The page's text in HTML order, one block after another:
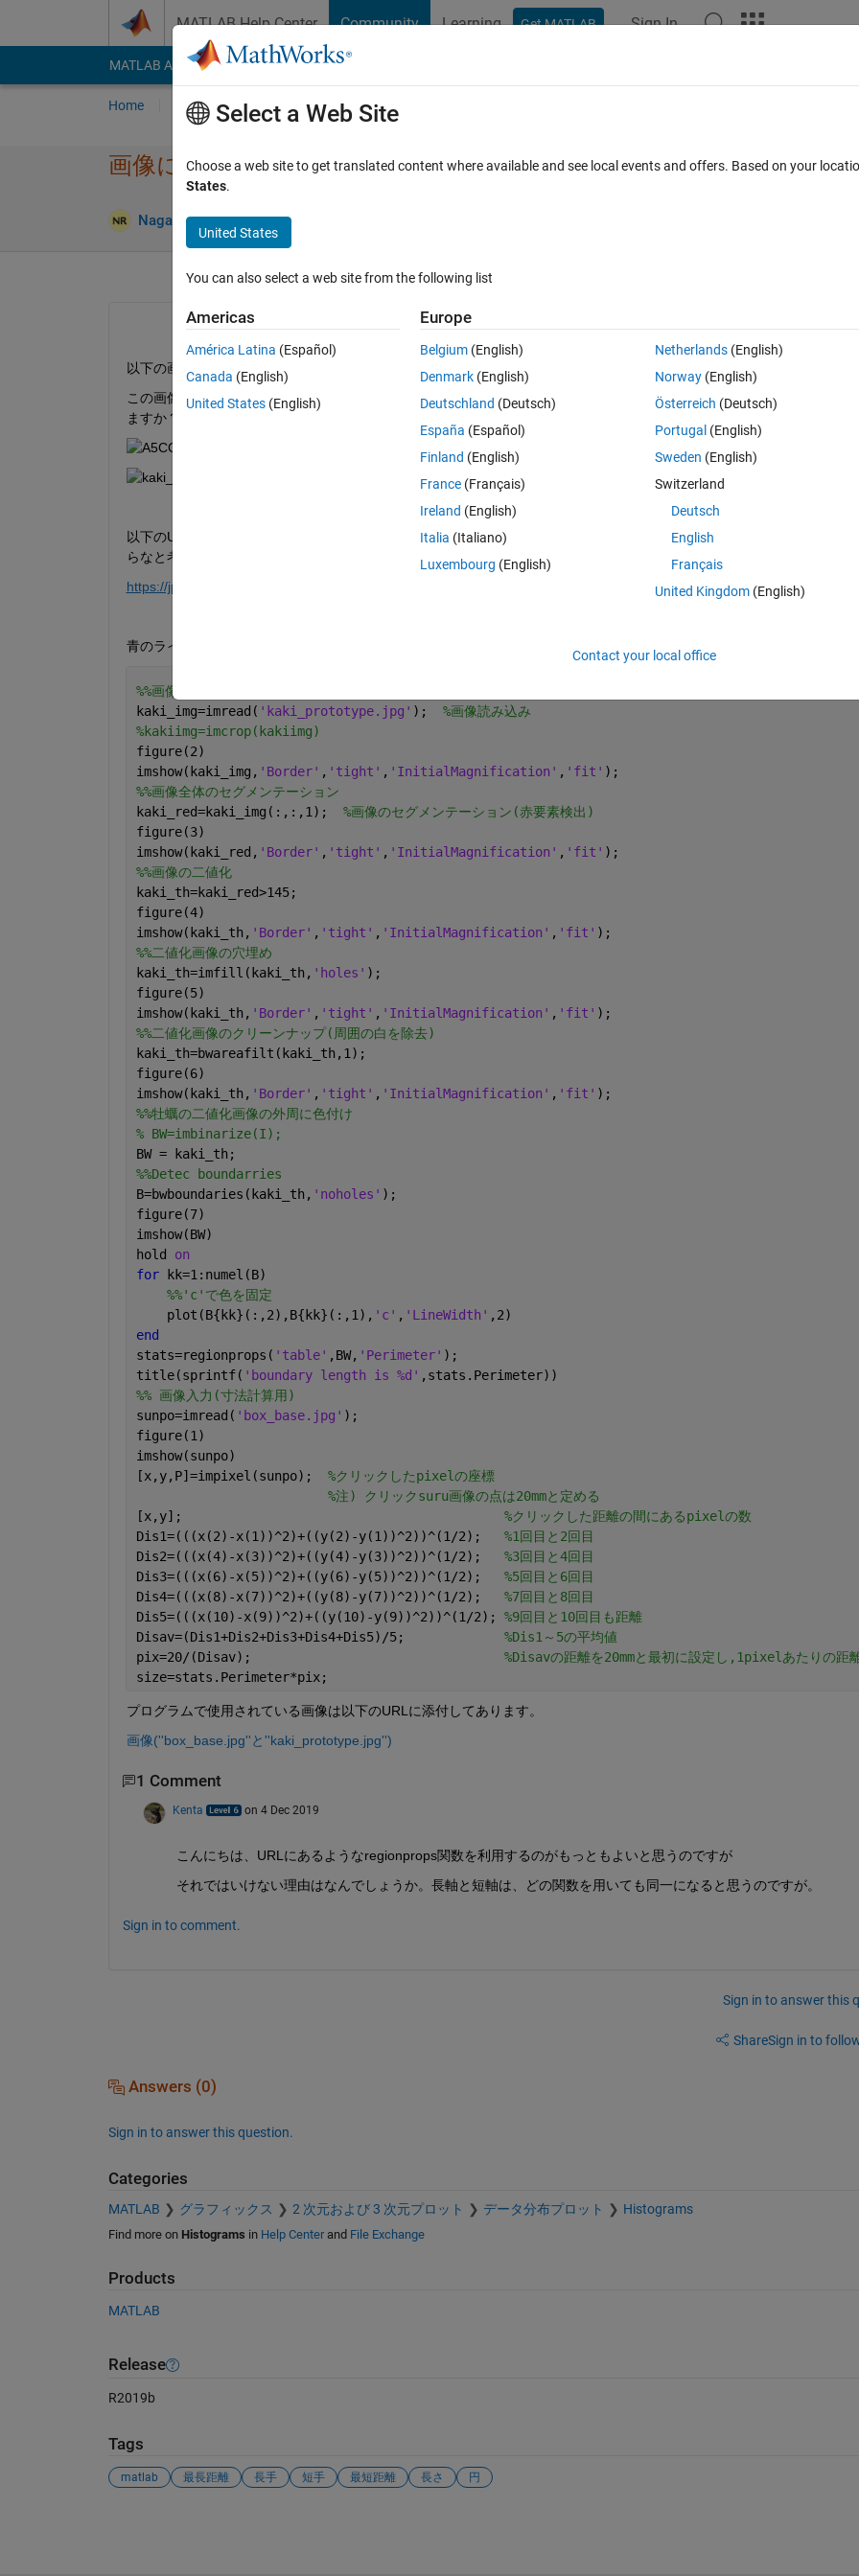
MATLAB Help Center Community Learning Get MATLAB Sign In
MATLAB Answers File Exchange Cody
Home Ask Answer Browse MATLAB FAQs
画像における、最長の​部分と最短の部分を算​出することはできます​
Nagae Ryoya 3 Dec 2019
Open in MATLAB Online 0 votes
以下の画像は、matlabのプログラムから、円を描かせたものです。
この画像の円の部分における、赤の線の長手方向の最長の長さ、緑の線の短手方向の最短の長さを算出するプログラムは
ますか？？
以下のURLにおいて、近しいことをしているのですが、この方法以外で、できれば、描いた青のラインを用いることがで
らなと考えています。
https://jp.mathworks.com/matlabcentral/answers/381849-
青のラインを引くプログラムは以下に添付します。
%%画像入力
kaki_img=imread( 'kaki_prototype.jpg' ); %画像読み込み
%kakiimg=imcrop(kakiimg)
figure(2)
imshow(kaki_img, 'Border' , 'tight' , 'InitialMagnification' , 'fit' );
%%画像全体のセグメンテーション
kaki_red=kaki_img(:,:,1); %画像のセグメンテーション(赤要素検出)
figure(3)
imshow(kaki_red, 'Border' , 'tight' , 'InitialMagnification' , 'fit' );
%%画像の二値化
kaki_th=kaki_red>145;
figure(4)
imshow(kaki_th, 'Border' , 'tight' , 'InitialMagnification' , 'fit' );
%%二値化画像の穴埋め
kaki_th=imfill(kaki_th, 'holes' );
figure(5)
imshow(kaki_th, 'Border' , 'tight' , 'InitialMagnification' , 'fit' );
%%二値化画像のクリーンナップ(周囲の白を除去)
kaki_th=bwareafilt(kaki_th,1);
figure(6)
imshow(kaki_th, 'Border' , 'tight' , 'InitialMagnification' , 'fit' );
%%牡蠣の二値化画像の外周に色付け
% BW=imbinarize(I);
BW = kaki_th;
%%Detec boundarries
B=bwboundaries(kaki_th, 'noholes' );
figure(7)
imshow(BW)
hold on
for
kk=1:numel(B)
%%'c'で色を固定
    plot(B{kk}(:,2),B{kk}(:,1),
'c' , 'LineWidth' ,2)
end
stats=regionprops( 'table' ,BW, 'Perimeter' );
title(sprintf( 'boundary length is %d' ,stats.Perimeter))
%% 画像入力(寸法計算用)
sunpo=imread( 'box_base.jpg' );
figure(1)
imshow(sunpo)
[x,y,P]=impixel(sunpo); %クリックしたpixelの座標
%注) クリックsuru画像の点は20mmと定める
[x,y]; %クリックした距離の間にあるpixelの数
Dis1=(((x(2)-x(1))^2)+((y(2)-y(1))^2))^(1/2); %1回目と2回目
Dis2=(((x(4)-x(3))^2)+((y(4)-y(3))^2))^(1/2); %3回目と4回目
Dis3=(((x(6)-x(5))^2)+((y(6)-y(5))^2))^(1/2); %5回目と6回目
Dis4=(((x(8)-x(7))^2)+((y(8)-y(7))^2))^(1/2); %7回目と8回目
Dis5=(((x(10)-x(9))^2)+((y(10)-y(9))^2))^(1/2); %9回目と10回目も距離
Disav=(Dis1+Dis2+Dis3+Dis4+Dis5)/5; %Dis1～5の平均値
pix=20/(Disav); %Disavの距離を20mmと最初に設定し,1pixelあたりの距
size=stats.Perimeter*pix;
プログラムで使用されている画像は以下のURLに添付してあります。
画像(''box_base.jpg''と''kaki_prototype.jpg'')
1 Comment
Kenta on 4 Dec 2019
こんにちは、URLにあるようなregionprops関数を利用するのがもっともよいと思うのですが
それではいけない理由はなんでしょうか。長軸と短軸は、どの関数を用いても同一になると思うのですが。
Sign in to comment.
Sign in to answer this
ShareSign in to
Answers (0)
Sign in to answer this question.
Categories
MATLAB グラフィックス 2 次元および 3 次元プロット データ分布プロット Histograms
Find more on Histograms in Help Centerand File Exchange
Products
MATLAB
Release
R2019b
Tags
matlab 最長距離 長手 短手 最短距離 長さ 円
Select a Web Site
Choose a web site to get translated content where available and see local events and offers. Based on your
States.
United States
You can also select a web site from the following list
Americas
América Latina (Español)
Canada (English)
United States (English)
Europe
Belgium (English)
Denmark (English)
Deutschland (Deutsch)
España (Español)
Finland (English)
France (Français)
Ireland (English)
Italia (Italiano)
Luxembourg (English)
Netherlands(English)
Norway(English)
Österreich (Deutsch)
Portugal (English)
Sweden (English)
Switzerland
Deutsch
English
Français
United Kingdom(English)
Contact your local office